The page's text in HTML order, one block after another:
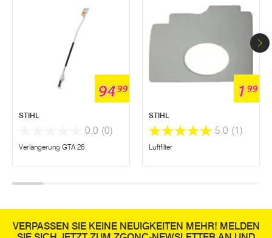
9499
STIHL
0.0 (0)
Verlängerung GTA 26
199
STIHL
5.0 (1)
Luftfilter
VERPASSEN SIE KEINE NEUIGKEITEN MEHR! MELDEN